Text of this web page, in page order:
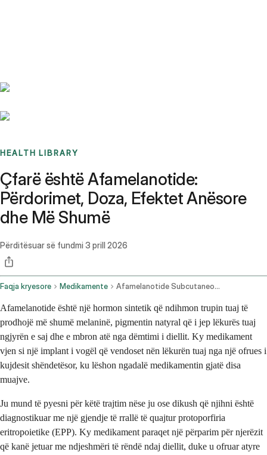
HEALTH LIBRARY
Çfarë është Afamelanotide:
Përdorimet, Doza, Efektet Anësore
dhe Më Shumë
Përditësuar së fundmi 3 prill 2026
Faqja kryesore Medikamente Afamelanotide Subcutaneous Route
Afamelanotide është një hormon sintetik që ndihmon trupin tuaj të
prodhojë më shumë melaninë, pigmentin natyral që i jep lëkurës tuaj
ngjyrën e saj dhe e mbron atë nga dëmtimi i diellit. Ky medikament
vjen si një implant i vogël që vendoset nën lëkurën tuaj nga një ofrues i
kujdesit shëndetësor, ku lëshon ngadalë medikamentin gjatë disa
muajve.
Ju mund të pyesni për këtë trajtim nëse ju ose dikush që njihni është
diagnostikuar me një gjendje të rrallë të quajtur protoporfiria
eritropoietike (EPP). Ky medikament paraqet një përparim për njerëzit
që kanë jetuar me ndjeshmëri të rëndë ndaj diellit, duke u ofruar atyre